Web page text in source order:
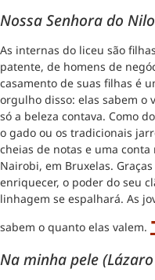
Nossa Senhora do
As internas do liceu são
patente, de homens de
casamento de suas filhas é
orgulho disso: elas sabem o
só a beleza contava. Como
o gado ou os tradicionais
cheias de notas e uma
Nairobi, em Bruxelas.
enriquecer, o poder do seu
linhagem se espalhará. As
sabem o quanto elas valem.
Na minha pele